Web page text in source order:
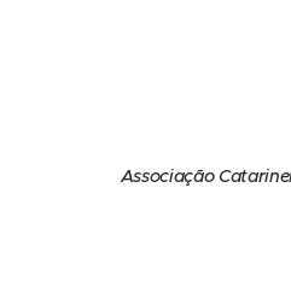
Associação